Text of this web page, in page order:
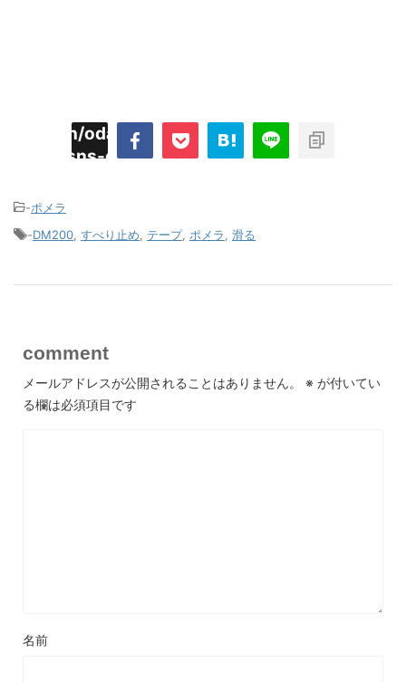
odaiji.com/public_html/blog/wp-
sns-count-cache/sns-count-
-ポメラ
-DM200 すべり止め テープ, ポメラ 滑る
comment
メールアドレスが公開されることはありません。 ※ が付いてい
る欄は必須項目です
名前